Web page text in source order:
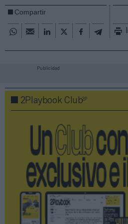
Compartir
Publicidad
2Playbook Club2P